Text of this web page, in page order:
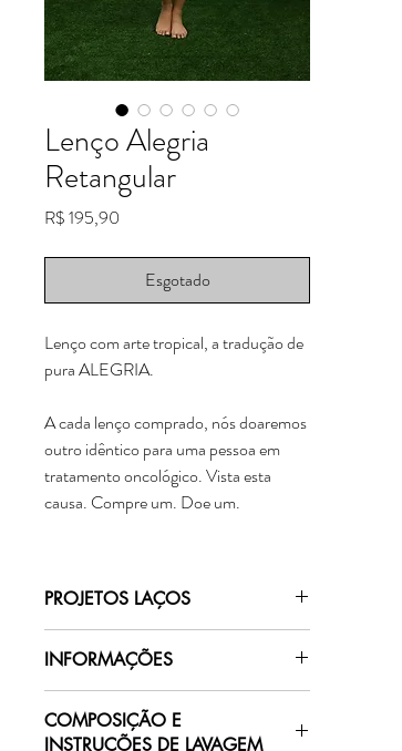
Lenço Alegria
Retangular
R$ 195,90
Esgotado
Lenço com arte tropical, a tradução de
pura ALEGRIA.
A cada lenço comprado, nós doaremos
outro idêntico para uma pessoa em
tratamento oncológico. Vista esta
causa. Compre um. Doe um.
PROJETOS LAÇOS
outro idêntico para uma pessoa em
tratamento.
O lenço é um acessório versátil e
transformador. Ele simboliza abraço,
INFORMAÇÕES
toque suave e ótimo caimento.
COMPOSIÇÃO E
INSTRUÇÕES DE LAVAGEM